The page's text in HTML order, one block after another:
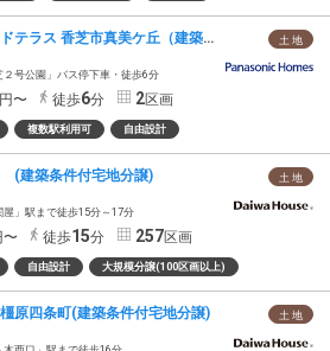
土 地
パークナードテラス 香芝市真美ケ丘（建築条件付）
２号公園」バス停下車・徒歩6分
〜 徒歩6分 2区画
複数駅利用可 自由設計
土 地
(建築条件付宅地分譲)
屋」駅まで徒歩15分～17分
〜 徒歩15分 257区画
自由設計 大規模分譲(100区画以上)
土 地
原四条町(建築条件付宅地分譲)